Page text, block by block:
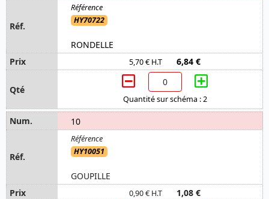
HY70722
RONDELLE
5,70 € H.T 6,84 €
Quantité sur schéma : 2
10
HY10051
GOUPILLE
0,90 € H.T 1,08 €